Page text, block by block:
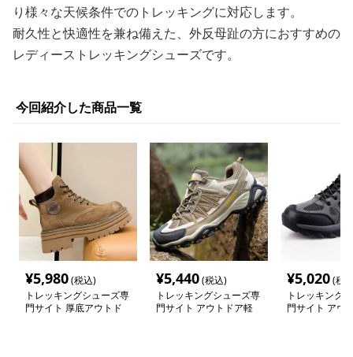
り様々な天候条件でのトレッキングに対応します。
耐久性と快適性を兼ね備えた、外反母趾の方におすすめの
レディーストレッキングシューズです。
今回紹介した商品一覧
¥5,980(税込)
トレッキングシューズ専
門サイト 厚底アウトド
¥5,440(税込)
トレッキングシューズ専
門サイト アウトドア軽
¥5,020(税
トレッキング
門サイト アウ